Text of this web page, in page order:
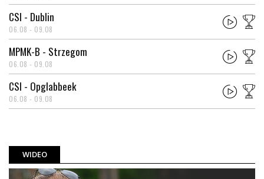
CSI - Dublin
06.08 - 09.08
MPMK-B - Strzegom
06.08 - 09.08
CSI - Opglabbeek
06.08 - 09.08
WIDEO